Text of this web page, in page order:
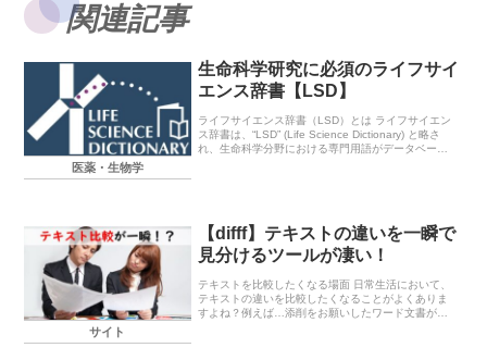
関連記事
医薬・生物学
生命科学研究に必須のライフサイ
エンス辞書【LSD】
ライフサイエンス辞書（LSD）とは ライフサイエン
ス辞書は、“LSD” (Life Science Dictionary) と略さ
れ、生命科学分野における専門用語がデータベース
サイト
【difff】テキストの違いを一瞬で
見分けるツールが凄い！
テキストを比較したくなる場面 日常生活において、
テキストの違いを比較したくなることがよくありま
すよね？例えば…添削をお願いしたワード文書が返